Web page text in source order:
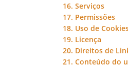
16. Serviços
17. Permissões
18. Uso de
19. Licença
20. Direitos de
21. Conteúdo do